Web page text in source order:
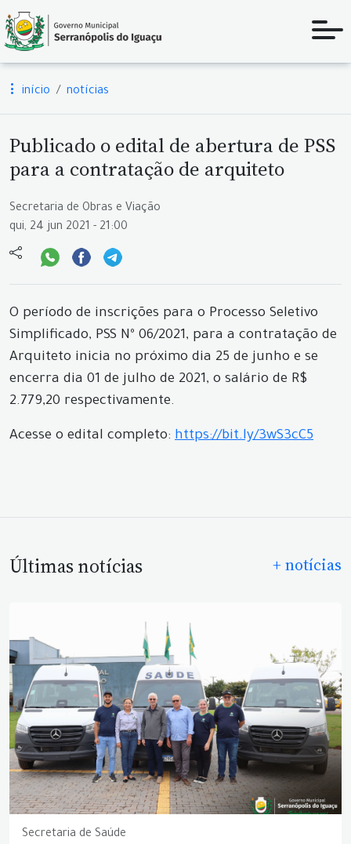
início notícias
Publicado o edital de abertura de PSS
para a contratação de arquiteto
Secretaria de Obras e Viação
qui, 24 jun 2021 - 21:00
O período de inscrições para o Processo Seletivo
Simplificado, PSS Nº 06/2021, para a contratação de
Arquiteto inicia no próximo dia 25 de junho e se
encerra dia 01 de julho de 2021, o salário de R$
2.779,20 respectivamente.
Acesse o edital completo: https://bit.ly/3wS3cC5
Últimas notícias + notícias
Secretaria de Saúde